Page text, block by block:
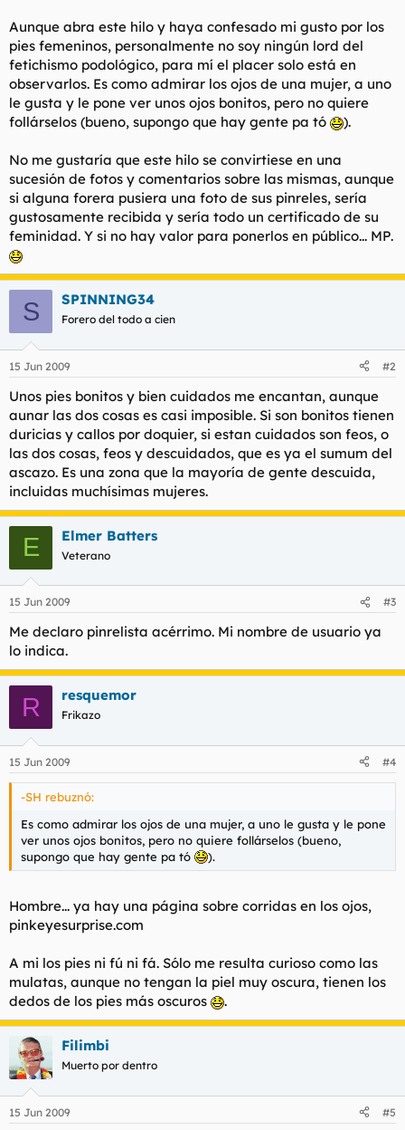
Aunque abra este hilo y haya confesado mi gusto por los
pies femeninos, personalmente no soy ningún lord del
fetichismo podológico, para mí el placer solo está en
observarlos. Es como admirar los ojos de una mujer, a uno
le gusta y le pone ver unos ojos bonitos, pero no quiere
follárselos (bueno, supongo que hay gente pa tó ).
No me gustaría que este hilo se convirtiese en una
sucesión de fotos y comentarios sobre las mismas, aunque
si alguna forera pusiera una foto de sus pinreles, sería
gustosamente recibida y sería todo un certificado de su
feminidad. Y si no hay valor para ponerlos en público... MP.
S SPINNING34
Forero del todo a cien
15 Jun 2009 #2
Unos pies bonitos y bien cuidados me encantan, aunque
aunar las dos cosas es casi imposible. Si son bonitos tienen
duricias y callos por doquier, si estan cuidados son feos, o
las dos cosas, feos y descuidados, que es ya el sumum del
ascazo. Es una zona que la mayoría de gente descuida,
incluidas muchísimas mujeres.
E Elmer Batters
Veterano
15 Jun 2009 #3
Me declaro pinrelista acérrimo. Mi nombre de usuario ya
lo indica.
R resquemor
Frikazo
15 Jun 2009 #4
-SH rebuznó:
Es como admirar los ojos de una mujer, a uno le gusta y le pone
ver unos ojos bonitos, pero no quiere follárselos (bueno,
supongo que hay gente pa tó ).
Hombre... ya hay una página sobre corridas en los ojos,
pinkeyesurprise.com
A mi los pies ni fú ni fá. Sólo me resulta curioso como las
mulatas, aunque no tengan la piel muy oscura, tienen los
dedos de los pies más oscuros
.
Filimbi
Muerto por dentro
15 Jun 2009 #5